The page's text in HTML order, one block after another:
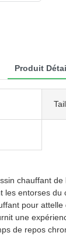
Produit
chauffant
entorses du
pour
une
de repos